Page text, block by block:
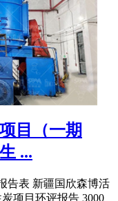
目（一期
...
告表 新疆国欣森博活
项目环评报告 3000